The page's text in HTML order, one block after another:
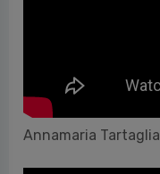
Annamaria Tartaglia